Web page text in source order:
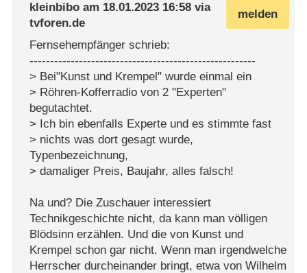
melden
kleinbibo am 18.01.2023 16:58 via
tvforen.de
Fernsehempfänger schrieb:
-------------------------------------------------------
> Bei"Kunst und Krempel" wurde einmal ein
> Röhren-Kofferradio von 2 "Experten"
begutachtet.
> Ich bin ebenfalls Experte und es stimmte fast
> nichts was dort gesagt wurde,
Typenbezeichnung,
> damaliger Preis, Baujahr, alles falsch!
Na und? Die Zuschauer interessiert
Technikgeschichte nicht, da kann man völligen
Blödsinn erzählen. Und die von Kunst und
Krempel schon gar nicht. Wenn man irgendwelche
Herrscher durcheinander bringt, etwa von Wilhelm